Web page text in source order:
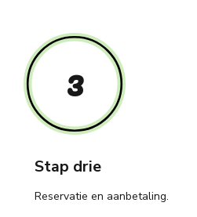
3
Stap drie
Reservatie en aanbetaling.